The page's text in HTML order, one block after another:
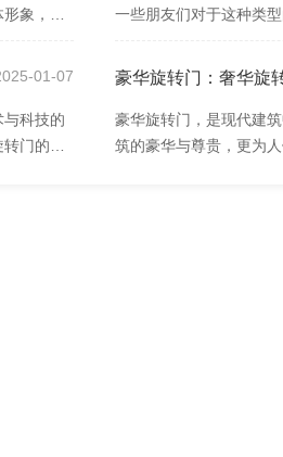
象，还
一些朋友们对于这种类
01-07
科技的
门的优
豪华旋转门：奢华旋
豪华旋转门，是现代建
筑的豪华与尊贵，更为